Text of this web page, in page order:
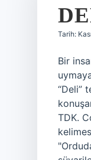
Tarih:
Bir
“Deli”
TDK.